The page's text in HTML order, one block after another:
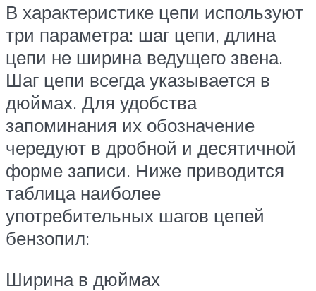
В характеристике цепи используют
три параметра: шаг цепи, длина
цепи не ширина ведущего звена.
Шаг цепи всегда указывается в
дюймах. Для удобства
запоминания их обозначение
чередуют в дробной и десятичной
форме записи. Ниже приводится
таблица наиболее
употребительных шагов цепей
бензопил:
Ширина в дюймах